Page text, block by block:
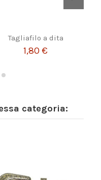
Tagliafilo a dita
1,80 €
categoria: